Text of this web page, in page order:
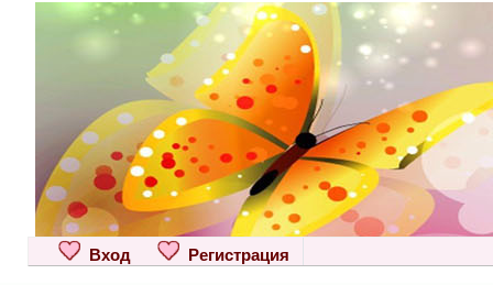
Вход Регистрация